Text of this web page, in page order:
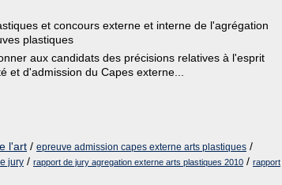
et concours externe et interne de l'agrégation
plastiques
aux candidats des précisions relatives à l'esprit
et d'admission du Capes externe...
l'art / epreuve admission capes externe arts plastiques /
jury / rapport de jury agregation externe arts plastiques 2010 / rapport